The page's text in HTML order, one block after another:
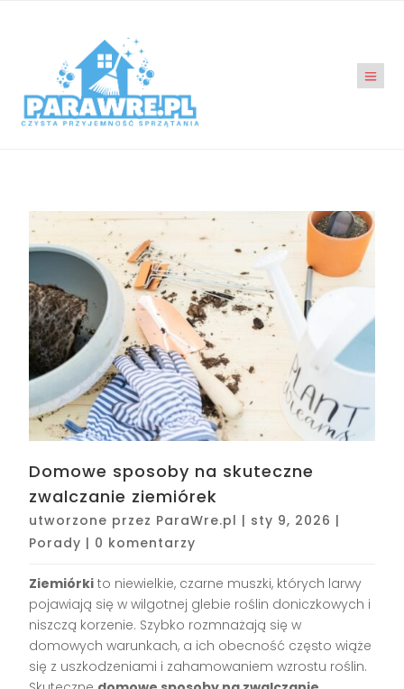
Domowe sposoby na skuteczne
zwalczanie ziemiórek
utworzone przez ParaWre.pl | sty 9, 2026 |
Porady | 0 komentarzy
Ziemiórki to niewielkie, czarne muszki, których larwy
pojawiają się w wilgotnej glebie roślin doniczkowych i
niszczą korzenie. Szybko rozmnażają się w
domowych warunkach, a ich obecność często wiąże
się z uszkodzeniami i zahamowaniem wzrostu roślin.